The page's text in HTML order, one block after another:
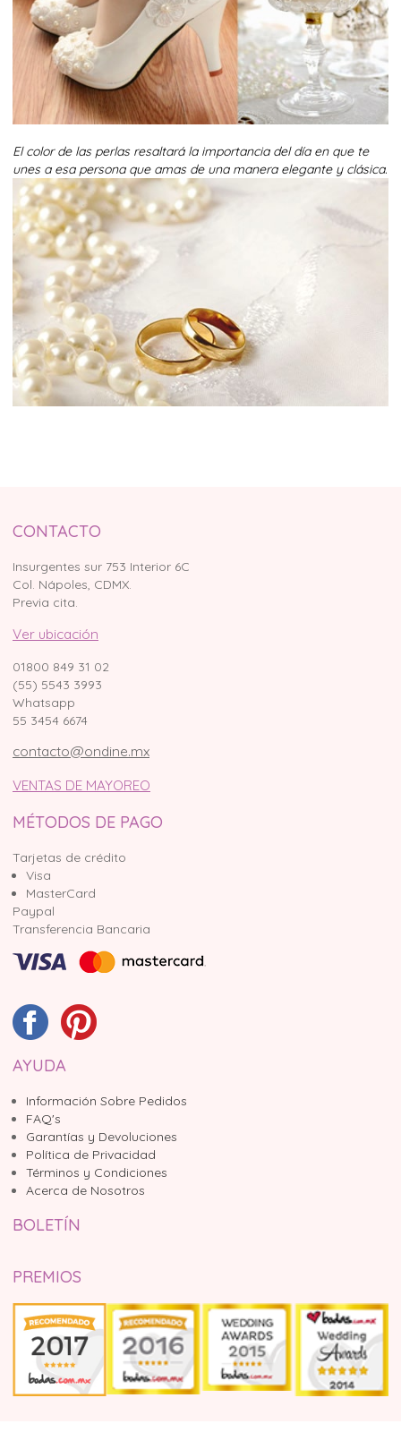
El color de las perlas resaltará la importancia del día en que te
unes a esa persona que amas de una manera elegante y clásica.
CONTACTO
Insurgentes sur 753 Interior 6C
Col. Nápoles, CDMX.
Previa cita.
Ver ubicación
01800 849 31 02
(55) 5543 3993
Whatsapp
55 3454 6674
contacto@ondine.mx
VENTAS DE MAYOREO
MÉTODOS DE PAGO
Tarjetas de crédito
Visa
MasterCard
Paypal
Transferencia Bancaria
AYUDA
Información Sobre Pedidos
FAQ's
Garantías y Devoluciones
Política de Privacidad
Términos y Condiciones
Acerca de Nosotros
BOLETÍN
PREMIOS